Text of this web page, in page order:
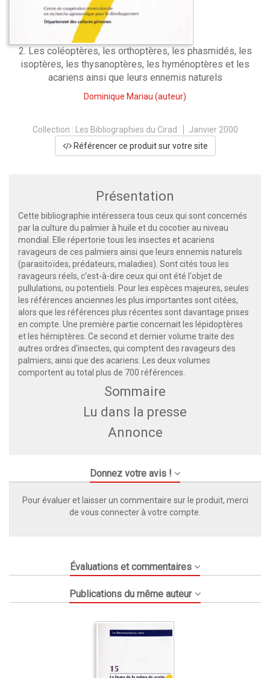
2. Les coléoptères, les orthoptères, les phasmidés, les
isoptères, les thysanoptères, les hyménoptères et les
acariens ainsi que leurs ennemis naturels
Dominique Mariau (auteur)
Collection : Les Bibliographies du Cirad
Janvier 2000
Référencer ce produit sur votre site
Présentation
Cette bibliographie intéressera tous ceux qui sont concernés
par la culture du palmier à huile et du cocotier au niveau
mondial. Elle répertorie tous les insectes et acariens
ravageurs de ces palmiers ainsi que leurs ennemis naturels
(parasitoïdes, prédateurs, maladies). Sont cités tous les
ravageurs réels, c'est-à-dire ceux qui ont été l'objet de
pullulations, ou potentiels. Pour les espèces majeures, seules
les références anciennes les plus importantes sont citées,
alors que les références plus récentes sont davantage prises
en compte. Une première partie concernait les lépidoptères
et les hémiptères. Ce second et dernier volume traite des
autres ordres d'insectes, qui comptent des ravageurs des
palmiers, ainsi que des acariens. Les deux volumes
comportent au total plus de 700 références.
Sommaire
Lu dans la presse
Annonce
Donnez votre avis !
Pour évaluer et laisser un commentaire sur le produit, merci
de vous connecter à votre compte.
Évaluations et commentaires
Publications du même auteur